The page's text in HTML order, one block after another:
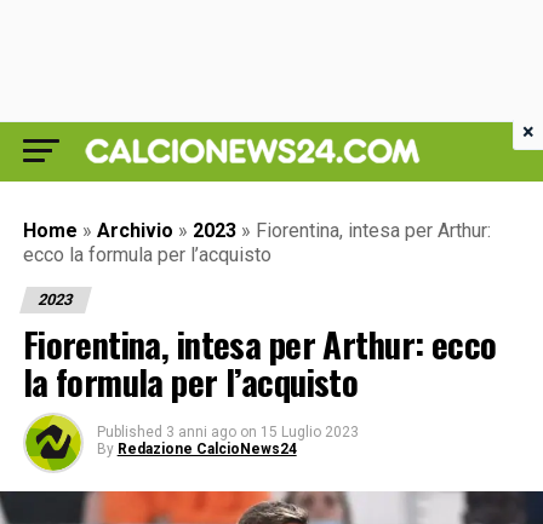
Home » Archivio » 2023 » Fiorentina, intesa per Arthur:
ecco la formula per l’acquisto
2023
Fiorentina, intesa per Arthur: ecco
la formula per l’acquisto
Published 3 anni ago on 15 Luglio 2023
By Redazione CalcioNews24
×